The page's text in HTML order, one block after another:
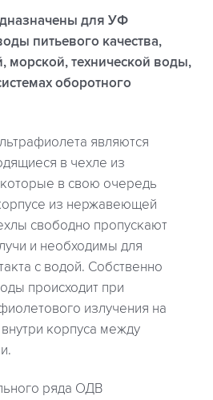
для УФ
питьевого качества,
морской, технической воды,
оборотного
являются
в чехле из
в свою очередь
из нержавеющей
свободно пропускают
и необходимы для
с водой. Собственно
происходит при
излучения на
корпуса между
ряда ОДВ